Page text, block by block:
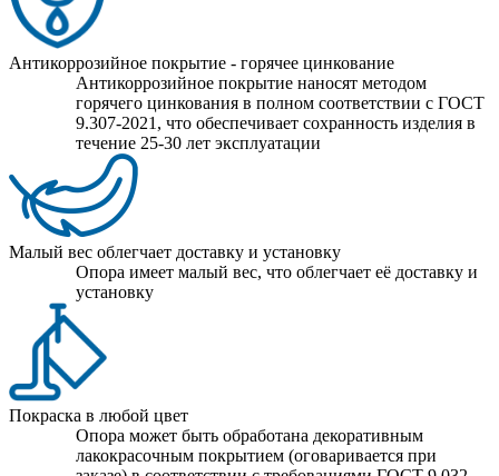
Антикоррозийное покрытие - горячее цинкование
Антикоррозийное покрытие наносят методом
горячего цинкования в полном соответствии с ГОСТ
9.307-2021, что обеспечивает сохранность изделия в
течение 25-30 лет эксплуатации
Малый вес облегчает доставку и установку
Опора имеет малый вес, что облегчает её доставку и
установку
Покраска в любой цвет
Опора может быть обработана декоративным
лакокрасочным покрытием (оговаривается при